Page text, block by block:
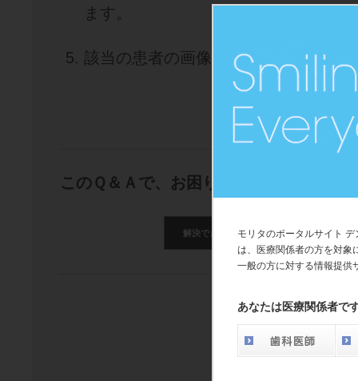
モリタのポータルサイト
は、医療関係者の方を対象
一般の方に対する情報提供
あなたは医療関係者で
ます。
該当の患者の画像一覧画面が表示さ
このＱ＆Ａで、お困りごとは解決できま
解決できた 解決できたが分かり